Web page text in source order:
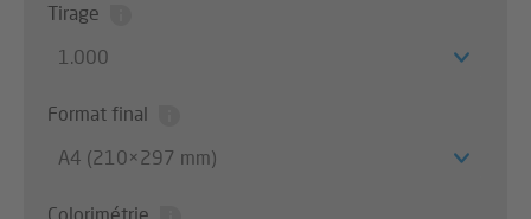
Tirage
1.000
Format final
A4 (210×297 mm)
Colorimétrie